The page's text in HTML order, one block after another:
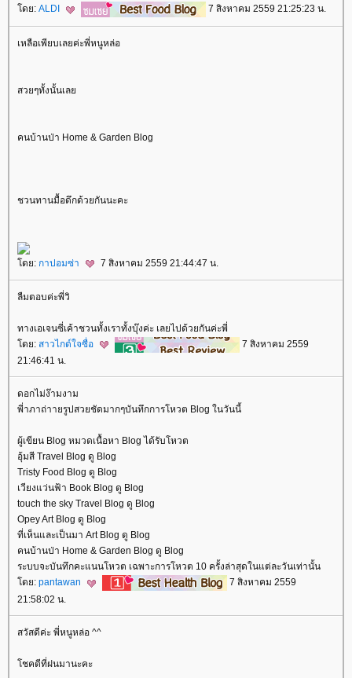
ดย: ALDI 7 สิงหาคม 2559 21:25:23 น.
เหลือเพียบเลยค่ะพี่หนูหล่อ
สวยๆทั้งนั้นเล
คนบ้านป่า Home & Garden Blog
ชวนทานมื้อดึกด้วยกันนะคะ
ดย: กาปอมซ่า 7 สิงหาคม 2559 21:44:47 น.
ลืมตอบค่ะพี่วิ
ทางเอเจนซี่เค้าชวนทั้งเราทั้งบุ๊งค่ะ เลยไปด้วยกันค่ะพี่
ดย: สาวไกด์ใจซื่อ
7 สิงหาคม 2559
21:46:41 น.
ดอกไม่ง๊ามงาม
พี่าภาถ่าายรูปสวยชัดมากๆบันทึกการโหวต Blog ในวันนี้
ผู้เขียน Blog หมวดเนื้อหา Blog ได้รับโหวต
อุ้มสี Travel Blog ดู Blog
Tristy Food Blog ดู Blog
เวียงแว่นฟ้า Book Blog ดู Blog
touch the sky Travel Blog ดู Blog
Opey Art Blog ดู Blog
ที่เห็นและเป็นมา Art Blog ดู Blog
คนบ้านป่า Home & Garden Blog ดู Blog
ระบบจะบันทึกคะแนนโหวต เฉพาะการโหวต 10 ครั้งล่าสุดในแต่ละวันเท่านั้น
ดย: pantawan
7 สิงหาคม 2559
21:58:02 น.
สวัสดีค่ะ พี่หนูหล่อ ^^
ชคดีที่ฝนมานะคะ